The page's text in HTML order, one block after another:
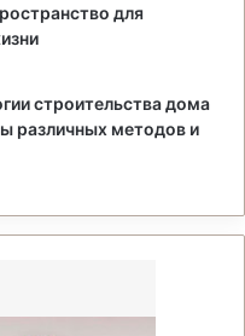
для
строительства дома
различных методов и